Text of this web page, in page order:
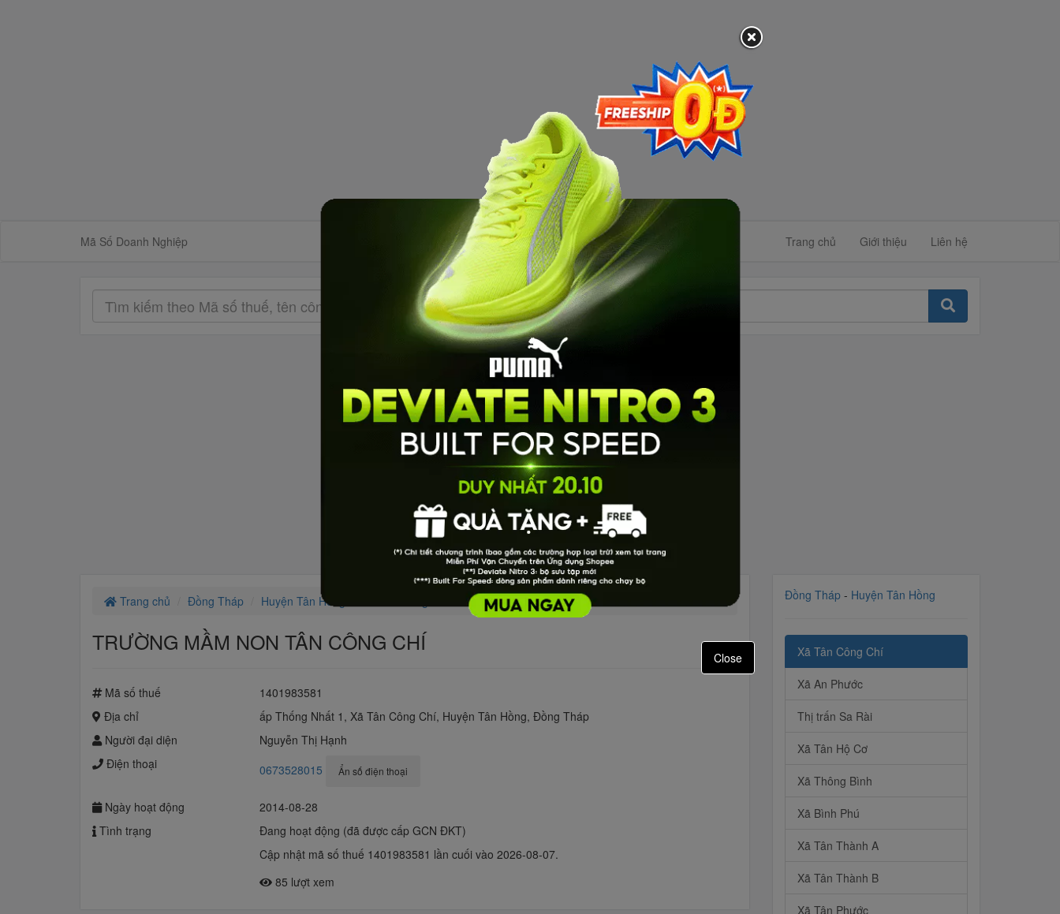
Mã Số Doanh Nghiệp Trang chủ Giới thiệu Liên hệ
Trang chủ Đồng Tháp Huyện Tân Hồng TRƯỜNG MẦM NON TÂN CÔNG CHÍ
TRƯỜNG MẦM NON TÂN CÔNG CHÍ
Mã số thuế
1401983581
Địa chỉ
ấp Thống Nhất 1, Xã Tân Công Chí, Huyện Tân Hồng, Đồng Tháp
Người đại diện
Nguyễn Thị Hạnh
Điện thoại
0673528015 Ẩn số điện thoại
Ngày hoạt động
2014-08-28
Tình trạng
Đang hoạt động (đã được cấp GCN ĐKT)
Cập nhật mã số thuế 1401983581 lần cuối vào 2026-08-07.
85 lượt xem
Đồng Tháp- Huyện Tân Hồng
Xã Tân Công Chí
Xã An Phước
Thị trấn Sa Rài
Xã Tân Hộ Cơ
Xã Thông Bình
Xã Bình Phú
Xã Tân Thành A
Xã Tân Thành B
Xã Tân Phước
Close